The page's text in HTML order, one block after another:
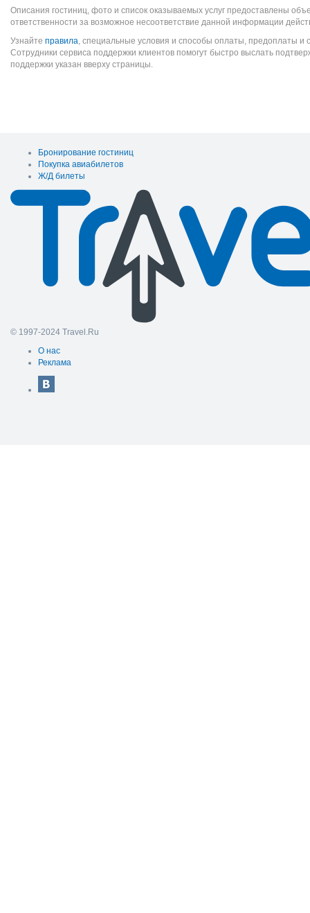
Описания гостиниц, фото и список оказываемых услуг предоставлены
ответственности за возможное несоответствие данной информации
Узнайте правила, специальные условия и способы оплаты, предоплаты и
Сотрудники сервиса поддержки клиентов помогут быстро выслать
поддержки указан вверху страницы.
Бронирование гостиниц
Покупка авиабилетов
Ж/Д билеты
© 1997-2024 Travel.Ru
О нас
Реклама